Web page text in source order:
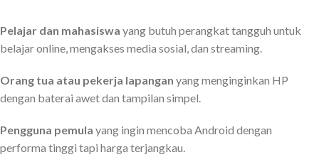
Pelajar dan mahasiswa yang butuh perangkat tangguh untuk
belajar online, mengakses media sosial, dan streaming.
Orang tua atau pekerja lapangan yang menginginkan HP
dengan baterai awet dan tampilan simpel.
Pengguna pemula yang ingin mencoba Android dengan
performa tinggi tapi harga terjangkau.